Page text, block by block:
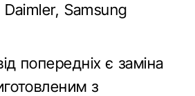
Daimler, Samsung
попередніх є заміна
з